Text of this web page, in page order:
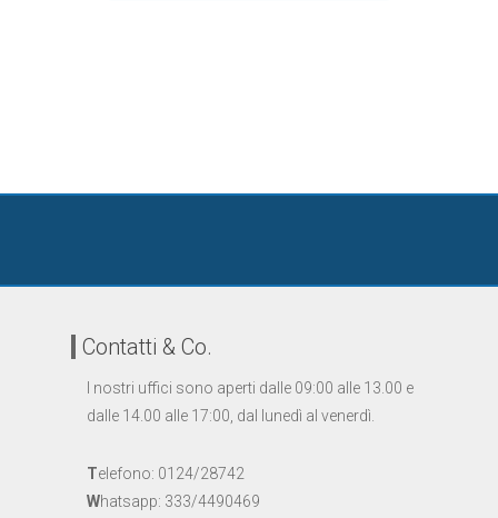
Contatti & Co.
I nostri uffici sono aperti dalle 09:00 alle 13.00 e
dalle 14.00 alle 17:00, dal lunedì al venerdì.
Telefono: 0124/28742
Whatsapp: 333/4490469